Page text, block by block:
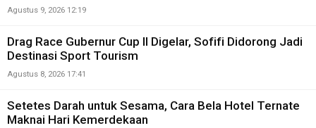
Agustus 9, 2026 12:19
Drag Race Gubernur Cup II Digelar, Sofifi Didorong Jadi
Destinasi Sport Tourism
Agustus 8, 2026 17:41
Setetes Darah untuk Sesama, Cara Bela Hotel Ternate
Maknai Hari Kemerdekaan